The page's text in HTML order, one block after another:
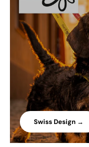
Swiss Design →